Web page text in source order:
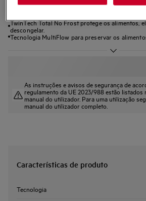
O Combinado 6000 TwinTech® Total No Frost
TwinTech Total No Frost protege os alimentos,
descongelar.
Tecnologia MultiFlow para preservar os
As instruções e avisos de segurança de
regulamento da UE 2023/988 estão listados
manual do utilizador. Para uma utilização
manual do utilizador completo.
Características de produto
Tecnologia